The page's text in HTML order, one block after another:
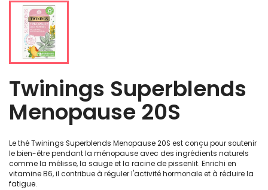
Twinings Superblends
Menopause 20S
Le thé Twinings Superblends Menopause 20S est conçu pour soutenir
le bien-être pendant la ménopause avec des ingrédients naturels
comme la mélisse, la sauge et la racine de pissenlit. Enrichi en
vitamine B6, il contribue à réguler l'activité hormonale et à réduire la
fatigue.